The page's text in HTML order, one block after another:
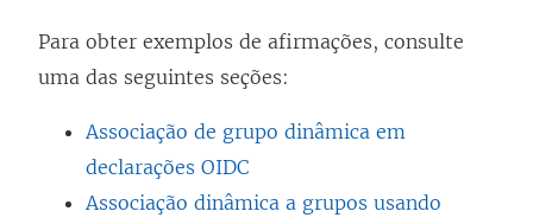
Para obter exemplos de afirmações, consulte
uma das seguintes seções:
Associação de grupo dinâmica em
declarações OIDC
Associação dinâmica a grupos usando